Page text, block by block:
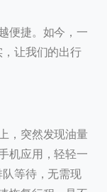
便捷。如今，一
让我们的出行
，突然发现油量
机应用，轻轻一
等待，无需现